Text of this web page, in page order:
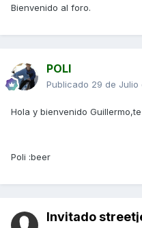
Bienvenido al foro.
POLI
Publicado 29 de Julio
Hola y bienvenido
Poli :beer
Invitado